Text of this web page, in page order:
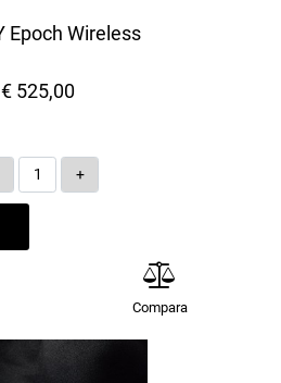
Epoch Wireless
€ 525,00
Quantità
Compara